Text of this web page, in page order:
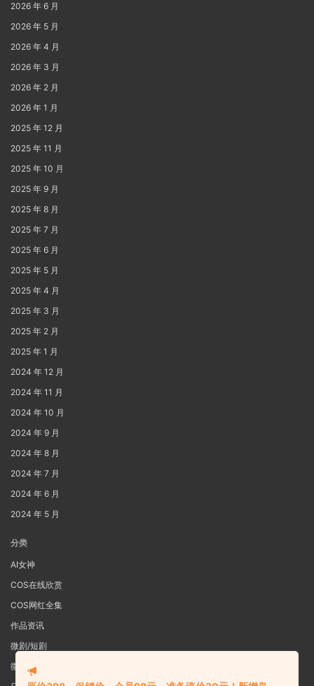
2026 年 6 月
2026 年 5 月
2026 年 4 月
2026 年 3 月
2026 年 2 月
2026 年 1 月
2025 年 12 月
2025 年 11 月
2025 年 10 月
2025 年 9 月
2025 年 8 月
2025 年 7 月
2025 年 6 月
2025 年 5 月
2025 年 4 月
2025 年 3 月
2025 年 2 月
2025 年 1 月
2024 年 12 月
2024 年 11 月
2024 年 10 月
2024 年 9 月
2024 年 8 月
2024 年 7 月
2024 年 6 月
2024 年 5 月
分类
AI女神
COS在线欣赏
COS网红全集
作品资讯
微剧/短剧
微密圈